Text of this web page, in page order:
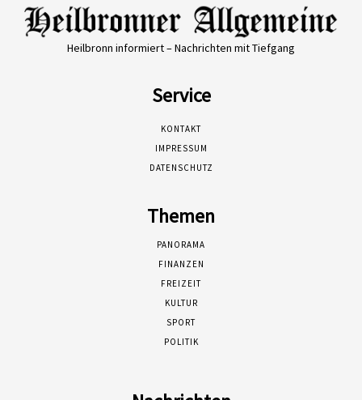
Heilbronn informiert – Nachrichten mit Tiefgang
Service
KONTAKT
IMPRESSUM
DATENSCHUTZ
Themen
PANORAMA
FINANZEN
FREIZEIT
KULTUR
SPORT
POLITIK